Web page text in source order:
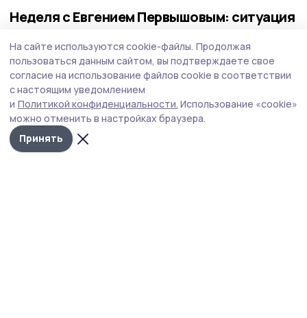
Неделя с Евгением Первышовым: ситуация
приоритеты образования
Губернатор держит на контроле ситуацию с бензином,
требует навести порядок с мусором в Тамбове.
На сайте используются cookie-файлы. Продолжая
пользоваться данным сайтом, вы подтверждаете свое
согласие на использование файлов cookie в соответствии
с настоящим уведомлением
и Политикой конфиденциальности. Использование «cookie»
можно отменить в настройках браузера.
Принять